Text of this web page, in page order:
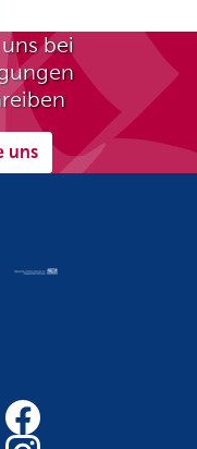
bei
uns